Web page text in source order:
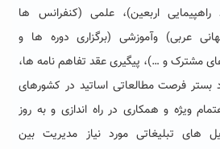
راهپیمایی اربعین)، علمی (کنفرانس ها
عربی) وآموزشی (برگزاری دوره ها و
های مشترک و …)، پیگیری عقد تفاهم نامه ها،
بستر فرصت مطالعاتی اساتید در کشورهای
ویژه و همکاری در راه اندازی و به روز
های تبلیغاتی مورد نیاز مدیریت بین